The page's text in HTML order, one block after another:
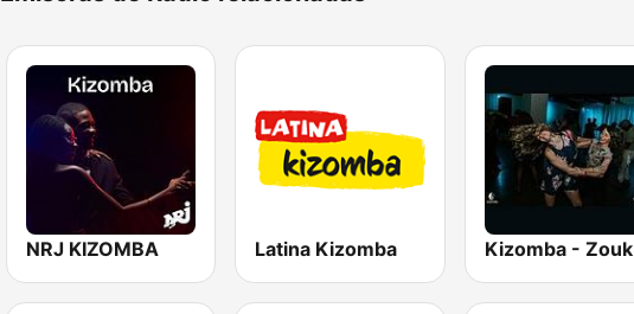
NRJ KIZOMBA Latina Kizomba Kizomba - Zouk